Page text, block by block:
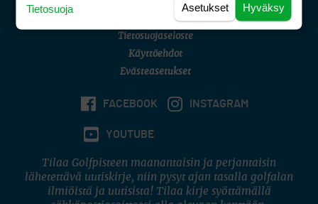
(digi) digi@otavamedia.fi
Tietosuojaseloste
Käyttöehdot
Evästeasetukset
FACEBOOK INSTAGRAM
YOUTUBE
Tilaa Golfpisteen maanantaisin ja perjantaisin
lähetettävä uutiskirje, niin pysyt ajan tasalla golfalan
ilmiöistä ja uutisista! Tilaa kirje syöttämällä
Hyväksy
Asetukset
Tietosuoja